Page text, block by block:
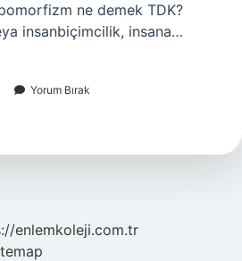
ne demek TDK?
insanbiçimcilik, insana…
Yorum Bırak
enlemkoleji.com.tr